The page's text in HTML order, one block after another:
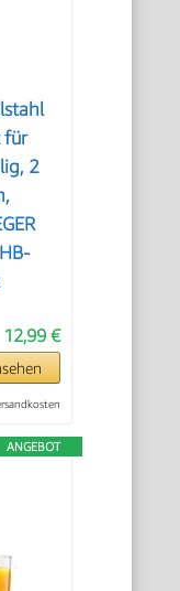
für
2
12,99 €
ANGEBOT